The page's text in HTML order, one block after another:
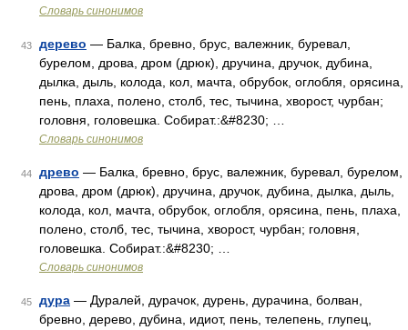
Словарь синонимов
43 дерево — Балка, бревно, брус, валежник, буревал,
бурелом, дрова, дром (дрюк), дручина, дручок, дубина,
дылка, дыль, колода, кол, мачта, обрубок, оглобля, орясина,
пень, плаха, полено, столб, тес, тычина, хворост, чурбан;
головня, головешка. Собират.:&#8230; …
Словарь синонимов
44 древо — Балка, бревно, брус, валежник, буревал, бурелом,
дрова, дром (дрюк), дручина, дручок, дубина, дылка, дыль,
колода, кол, мачта, обрубок, оглобля, орясина, пень, плаха,
полено, столб, тес, тычина, хворост, чурбан; головня,
головешка. Собират.:&#8230; …
Словарь синонимов
45 дура — Дуралей, дурачок, дурень, дурачина, болван,
бревно, дерево, дубина, идиот, пень, телепень, глупец,